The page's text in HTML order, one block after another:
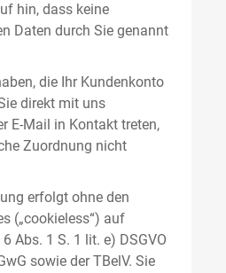
hin, dass keine
Daten durch Sie genannt
die Ihr Kundenkonto
direkt mit uns
E-Mail in Kontakt treten,
Zuordnung nicht
erfolgt ohne den
(„cookieless“) auf
Abs. 1 S. 1 lit. e) DSGVO
sowie der TBelV. Sie